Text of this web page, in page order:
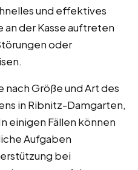
und effektives
der Kasse auftreten
oder
nach Größe und Art des
in Ribnitz-Damgarten,
einigen Fällen können
Aufgaben
bei